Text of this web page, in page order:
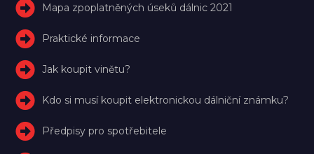
Mapa zpoplatněných úseků dálnic 2021
Praktické informace
Jak koupit vinětu?
Kdo si musí koupit elektronickou dálniční známku?
Předpisy pro spotřebitele